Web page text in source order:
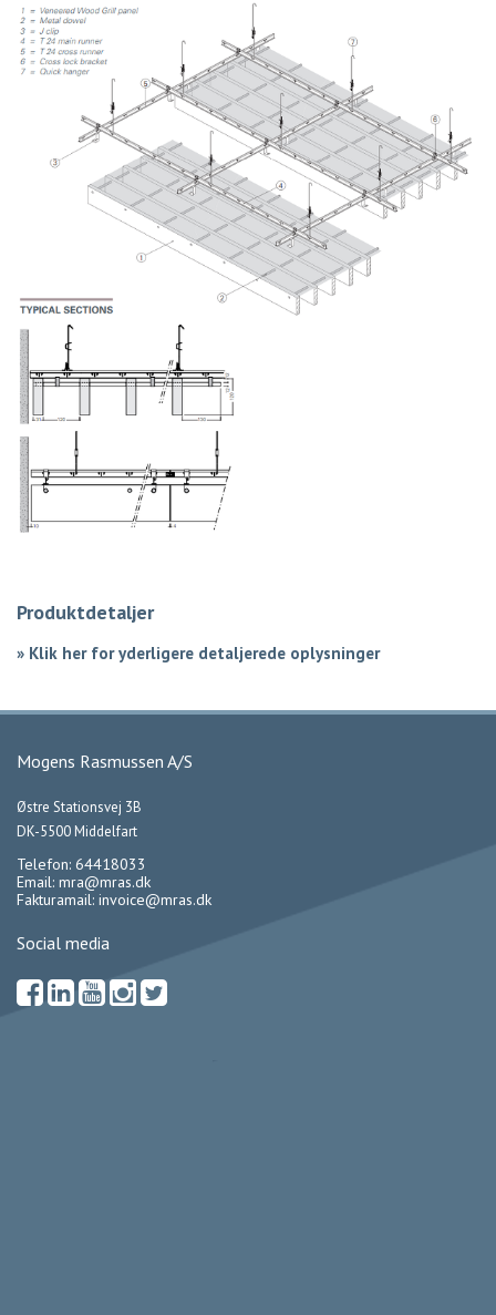
Produktdetaljer
» Klik her for yderligere detaljerede oplysninger
Mogens Rasmussen A/S
Østre Stationsvej 3B
DK-5500 Middelfart
Telefon: 64418033
Email: mra@mras.dk
Fakturamail: invoice@mras.dk
Social media